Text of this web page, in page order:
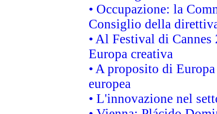
• Occupazione: la
Consiglio della
• Al Festival di
Europa creativa
• A proposito di
europea
• L'innovazione nel